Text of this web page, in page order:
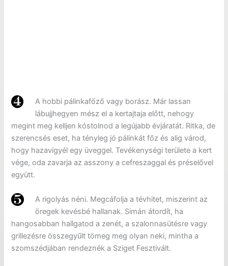
A hobbi pálinkafőző vagy borász. Már lassan
lábujjhegyen mész el a kertajtaja előtt, nehogy
megint meg kelljen kóstolnod a legújabb évjáratát. Ritka, de
szerencsés eset, ha tényleg jó pálinkát főz és alig várod,
hogy hazavigyél egy üveggel. Tevékenységi területe a kert
vége, oda zavarja az asszony a cefreszaggal és préselővel
együtt.
A rigolyás néni. Megcáfolja a tévhitet, miszerint az
öregek kevésbé hallanak. Simán átordít, ha
hangosabban hallgatod a zenét, a szalonnasütésre vagy
grillezésre összegyűlt tömeg meg olyan neki, mintha a
szomszédjában rendeznék a Sziget Fesztivált.